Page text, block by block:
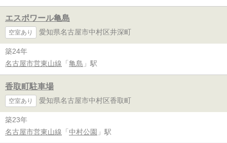
エスポワール亀島
空室あり 愛知県名古屋市中村区井深町
築24年
名古屋市営東山線 「 亀島 」駅
香取町駐車場
空室あり 愛知県名古屋市中村区香取町
築23年
名古屋市営東山線 「 中村公園 」駅